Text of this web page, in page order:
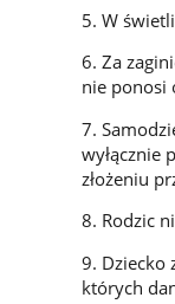
5. W
6. Za
nie ponosi
7.
wyłącznie
złożeniu
8. Rodzic
9. Dziecko
których